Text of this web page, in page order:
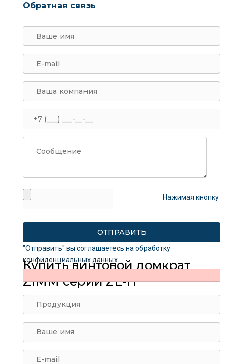
Обратная связь
Нажимая кнопку
"Отправить" вы соглашаетесь на обработку
конфиденциальных данных
Купить винтовой домкрат
ZIMM серии ZE-H